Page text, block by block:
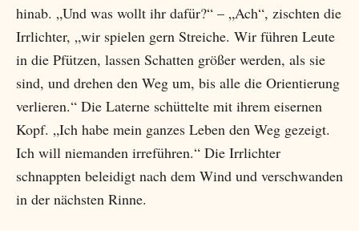
hinab. „Und was wollt ihr dafür?“ – „Ach“, zischten die
Irrlichter, „wir spielen gern Streiche. Wir führen Leute
in die Pfützen, lassen Schatten größer werden, als sie
sind, und drehen den Weg um, bis alle die Orientierung
verlieren.“ Die Laterne schüttelte mit ihrem eisernen
Kopf. „Ich habe mein ganzes Leben den Weg gezeigt.
Ich will niemanden irreführen.“ Die Irrlichter
schnappten beleidigt nach dem Wind und verschwanden
in der nächsten Rinne.